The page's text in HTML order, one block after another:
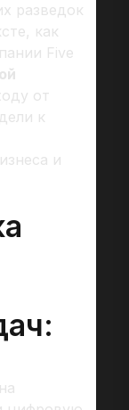
разведок
как
Five
от
к
и